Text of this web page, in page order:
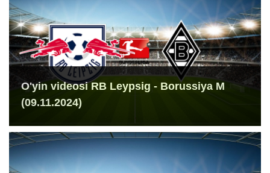
O'yin videosi RB Leypsig - Borussiya M
(09.11.2024)